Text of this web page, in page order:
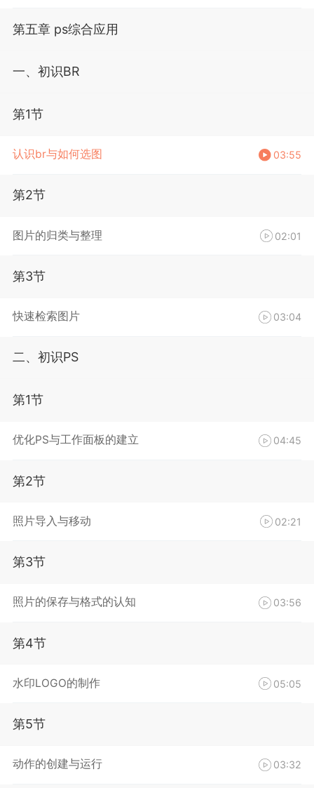
第五章 ps综合应用
一、初识BR
第1节
认识br与如何选图 03:55
第2节
图片的归类与整理 02:01
第3节
快速检索图片 03:04
二、初识PS
第1节
优化PS与工作面板的建立 04:45
第2节
照片导入与移动 02:21
第3节
照片的保存与格式的认知 03:56
第4节
水印LOGO的制作 05:05
第5节
动作的创建与运行 03:32